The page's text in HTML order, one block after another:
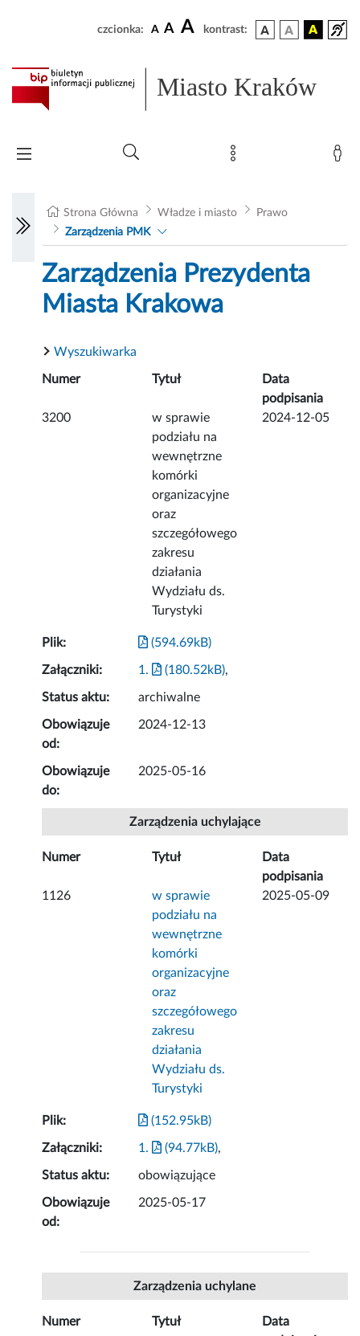
czcionka: A A A kontrast:
Miasto Kraków
Strona Główna Władze i miasto
Prawo
Zarządzenia PMK
Zarządzenia Prezydenta
Miasta Krakowa
Wyszukiwarka
Numer Tytuł
Data
podpisania
3200
w sprawie
podziału na
wewnętrzne
komórki
organizacyjne
oraz
szczegółowego
zakresu
działania
Wydziału ds.
Turystyki
2024-12-05
Plik: (594.69kB)
Załączniki: 1. (180.52kB),
Status aktu: archiwalne
Obowiązuje
od:
2024-12-13
Obowiązuje
do:
2025-05-16
Zarządzenia uchylające
Numer Tytuł
Data
podpisania
1126
w sprawie
podziału na
wewnętrzne
komórki
organizacyjne
oraz
szczegółowego
zakresu
działania
Wydziału ds.
Turystyki
2025-05-09
Plik: (152.95kB)
Załączniki: 1. (94.77kB),
Status aktu: obowiązujące
Obowiązuje
od:
2025-05-17
Zarządzenia uchylane
Numer Tytuł
Data